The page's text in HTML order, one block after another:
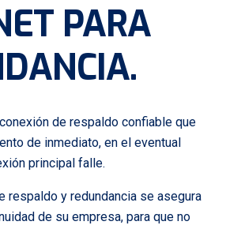
PARA
.
de respaldo confiable que
de inmediato, en el eventual
principal falle.
respaldo y redundancia se asegura
de su empresa, para que no